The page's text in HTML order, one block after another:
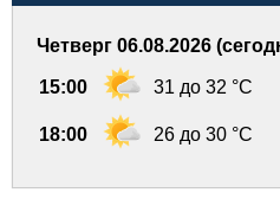
Четверг 06.08.2026
15:00 31 до 32 °C
18:00 26 до 30 °C